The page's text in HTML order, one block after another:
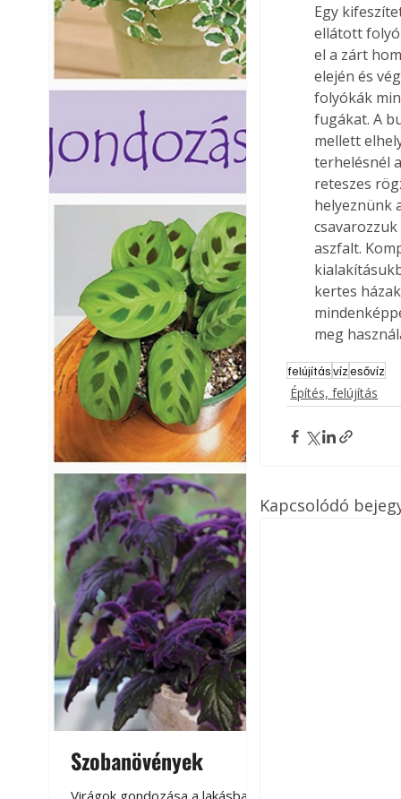
Szobanövények
Egy
ellátott
el a zárt
elején és
folyókák
fugákat. A
mellett
terhelésnél
reteszes
helyeznünk
aszfalt.
kertes
meg
felújításvízesővíz
Építés, felújítás
Kapcsolódó